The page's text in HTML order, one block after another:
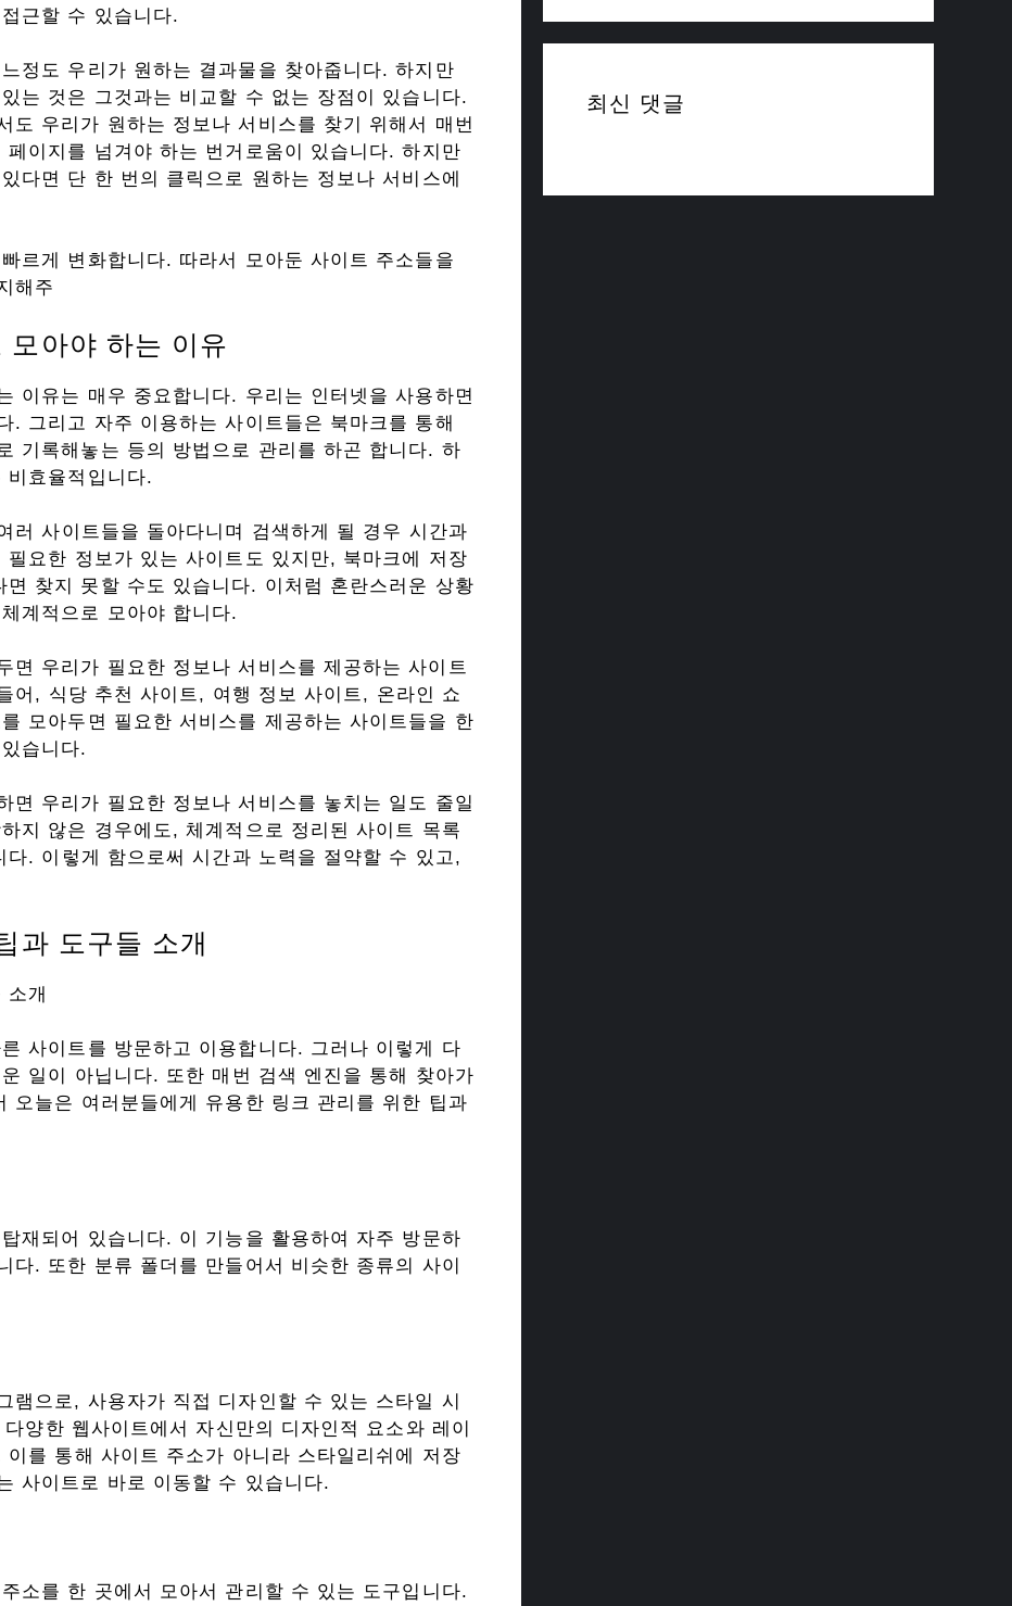
근할 수 있습니다.
정도 우리가 원하는 결과물을 찾아줍니다. 하지만
는 것은 그것과는 비교할 수 없는 장점이 있습니다.
도 우리가 원하는 정보나 서비스를 찾기 위해서 매번
이지를 넘겨야 하는 번거로움이 있습니다. 하지만
다면 단 한 번의 클릭으로 원하는 정보나 서비스에
르게 변화합니다. 따라서 모아둔 사이트 주소들을
해주
모아야 하는 이유
이유는 매우 중요합니다. 우리는 인터넷을 사용하면
. 그리고 자주 이용하는 사이트들은 북마크를 통해
기록해놓는 등의 방법으로 관리를 하곤 합니다. 하
효율적입니다.
러 사이트들을 돌아다니며 검색하게 될 경우 시간과
요한 정보가 있는 사이트도 있지만, 북마크에 저장
찾지 못할 수도 있습니다. 이처럼 혼란스러운 상황
계적으로 모아야 합니다.
면 우리가 필요한 정보나 서비스를 제공하는 사이트
어, 식당 추천 사이트, 여행 정보 사이트, 온라인 쇼
모아두면 필요한 서비스를 제공하는 사이트들을 한
습니다.
면 우리가 필요한 정보나 서비스를 놓치는 일도 줄일
지 않은 경우에도, 체계적으로 정리된 사이트 목록
. 이렇게 함으로써 시간과 노력을 절약할 수 있고,
과 도구들 소개
소개
사이트를 방문하고 이용합니다. 그러나 이렇게 다
일이 아닙니다. 또한 매번 검색 엔진을 통해 찾아가
오늘은 여러분들에게 유용한 링크 관리를 위한 팁과
재되어 있습니다. 이 기능을 활용하여 자주 방문하
다. 또한 분류 폴더를 만들어서 비슷한 종류의 사이
램으로, 사용자가 직접 디자인할 수 있는 스타일 시
양한 웹사이트에서 자신만의 디자인적 요소와 레이
를 통해 사이트 주소가 아니라 스타일리쉬에 저장
사이트로 바로 이동할 수 있습니다.
소를 한 곳에서 모아서 관리할 수 있는 도구입니다.
최신 댓글